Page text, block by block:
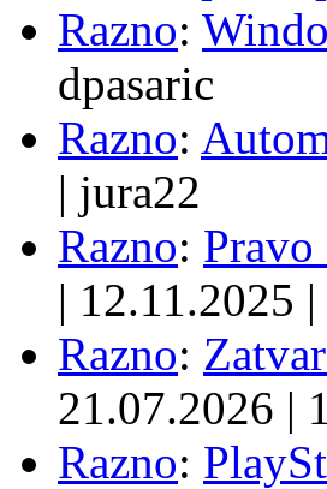
Razno:
dpasaric
Razno:
| jura22
Razno:
| 12.11.2025 |
Razno:
21.07.2026 |
Razno: